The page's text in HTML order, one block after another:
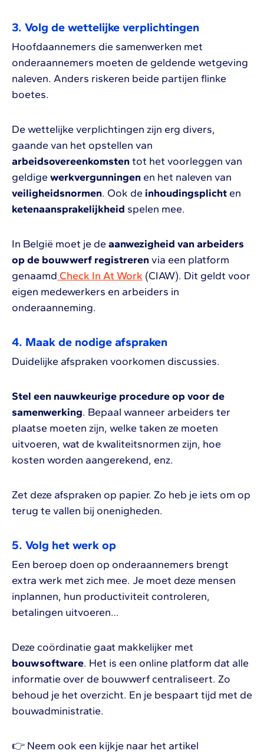
3. Volg de wettelijke verplichtingen
Hoofdaannemers die samenwerken met
onderaannemers moeten de geldende wetgeving
naleven. Anders riskeren beide partijen flinke
boetes.
De wettelijke verplichtingen zijn erg divers,
gaande van het opstellen van
arbeidsovereenkomstentot het voorleggen van
geldige werkvergunningen en het naleven van
veiligheidsnormen. Ook de inhoudingsplicht en
ketenaansprakelijkheid spelen mee.
In België moet je de aanwezigheid van arbeiders
op de bouwwerf registrerenvia een platform
genaamd Check In At Work (CIAW). Dit geldt voor
eigen medewerkers en arbeiders in
onderaanneming.
4. Maak de nodige afspraken
Duidelijke afspraken voorkomen discussies.
Stel een nauwkeurige procedure op voor de
samenwerking. Bepaal wanneer arbeiders ter
plaatse moeten zijn, welke taken ze moeten
uitvoeren, wat de kwaliteitsnormen zijn, hoe
kosten worden aangerekend, enz.
Zet deze afspraken op papier. Zo heb je iets om op
terug te vallen bij onenigheden.
5. Volg het werk op
Een beroep doen op onderaannemers brengt
extra werk met zich mee. Je moet deze mensen
inplannen, hun productiviteit controleren,
betalingen uitvoeren…
Deze coördinatie gaat makkelijker met
bouwsoftware. Het is een online platform dat alle
informatie over de bouwwerf centraliseert. Zo
behoud je het overzicht. En je bespaart tijd met de
bouwadministratie.
👉 Neem ook een kijkje naar het artikel